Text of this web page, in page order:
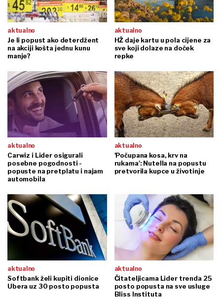
aktualno
Je li popust ako deterdžent
na akciji košta jednu kunu
manje?
aktualno
HŽ daje kartu u pola cijene za
sve koji dolaze na doček
repke
aktualno
Carwiz i Lider osigurali
posebne pogodnosti -
popuste na pretplatu i najam
automobila
aktualno
'Počupana kosa, krv na
rukama': Nutella na popustu
pretvorila kupce u životinje
aktualno
Softbank želi kupiti dionice
Ubera uz 30 posto popusta
aktualno
Čitateljicama Lider trenda 25
posto popusta na sve usluge
Bliss Instituta